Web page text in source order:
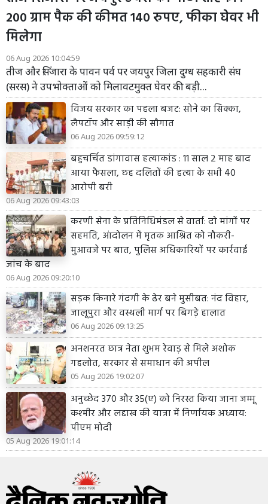
200 ग्राम पैक की कीमत 140 रुपए, फीका घेवर भी
मिलेगा
06 Aug 2026 10:04:59
तीज और सिंजारा के पावन पर्व पर जयपुर जिला दुग्ध सहकारी संघ
(सरस) ने उपभोक्ताओं को मिलावटमुक्त घेवर की बड़ी...
विजय सरकार का पहला बजट: सोने का सिक्का,
लैपटॉप और साड़ी की सौगात
06 Aug 2026 09:59:12
बहुचर्चित डांगावास हत्याकांड : 11 साल 2 माह बाद
आया फैसला, छह दलितों की हत्या के सभी 40
आरोपी बरी
06 Aug 2026 09:43:03
करणी सेना के प्रतिनिधिमंडल से वार्ता: दो मांगों पर
सहमति, आंदोलन में मृतक आश्रित को नौकरी-
मुआवजे पर बात, पुलिस अधिकारियों पर कार्रवाई
जांच के बाद
06 Aug 2026 09:20:10
सड़क किनारे गंदगी के ढेर बने मुसीबत: नंद विहार,
जालूपुरा और वस्थली मार्ग पर बिगड़े हालात
06 Aug 2026 09:13:25
अनशनरत छात्र नेता शुभम रेवाड़ से मिले अशोक
गहलोत, सरकार से समाधान की अपील
05 Aug 2026 19:02:07
अनुच्छेद 370 और 35(ए) को निरस्त किया जाना जम्मू
कश्मीर और लद्दाख की यात्रा में निर्णायक अध्याय:
पीएम मोदी
05 Aug 2026 19:01:14